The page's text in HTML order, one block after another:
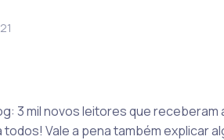
21
3 mil novos leitores que receberam
Vale a pena também explicar